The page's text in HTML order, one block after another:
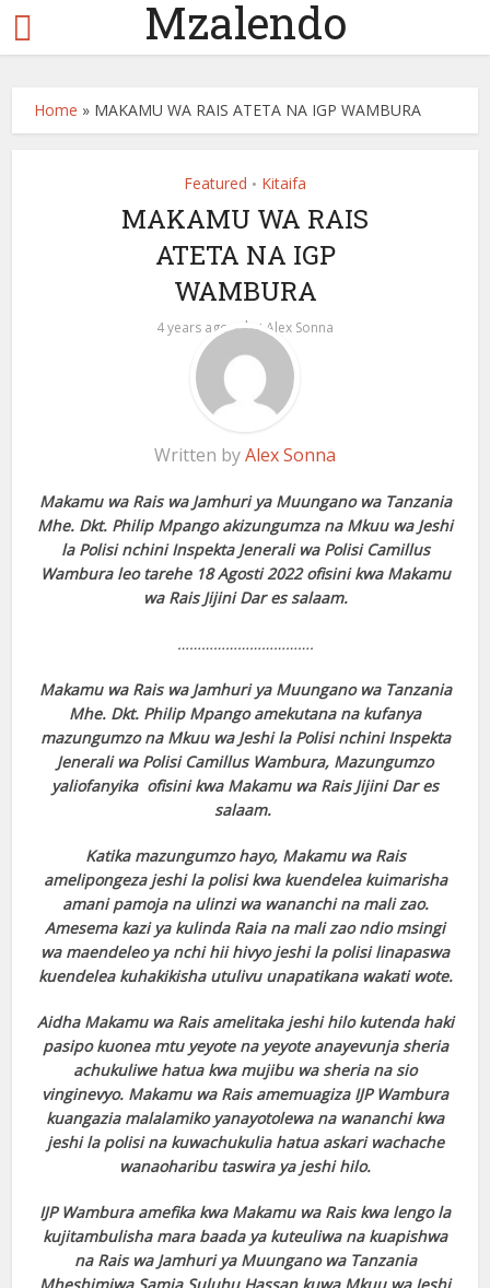
Mzalendo
Home » MAKAMU WA RAIS ATETA NA IGP WAMBURA
Featured • Kitaifa
MAKAMU WA RAIS
ATETA NA IGP
WAMBURA
4 years ago by Alex Sonna
Written byAlex Sonna
Makamu wa Rais wa Jamhuri ya Muungano wa Tanzania
Mhe. Dkt. Philip Mpango akizungumza na Mkuu wa Jeshi
la Polisi nchini Inspekta Jenerali wa Polisi Camillus
Wambura leo tarehe 18 Agosti 2022 ofisini kwa Makamu
wa Rais Jijini Dar es salaam.
…………………………….
Makamu wa Rais wa Jamhuri ya Muungano wa Tanzania
Mhe. Dkt. Philip Mpango amekutana na kufanya
mazungumzo na Mkuu wa Jeshi la Polisi nchini Inspekta
Jenerali wa Polisi Camillus Wambura, Mazungumzo
yaliofanyika ofisini kwa Makamu wa Rais Jijini Dar es
salaam.
Katika mazungumzo hayo, Makamu wa Rais
amelipongeza jeshi la polisi kwa kuendelea kuimarisha
amani pamoja na ulinzi wa wananchi na mali zao.
Amesema kazi ya kulinda Raia na mali zao ndio msingi
wa maendeleo ya nchi hii hivyo jeshi la polisi linapaswa
kuendelea kuhakikisha utulivu unapatikana wakati wote.
Aidha Makamu wa Rais amelitaka jeshi hilo kutenda haki
pasipo kuonea mtu yeyote na yeyote anayevunja sheria
achukuliwe hatua kwa mujibu wa sheria na sio
vinginevyo. Makamu wa Rais amemuagiza IJP Wambura
kuangazia malalamiko yanayotolewa na wananchi kwa
jeshi la polisi na kuwachukulia hatua askari wachache
wanaoharibu taswira ya jeshi hilo.
IJP Wambura amefika kwa Makamu wa Rais kwa lengo la
kujitambulisha mara baada ya kuteuliwa na kuapishwa
na Rais wa Jamhuri ya Muungano wa Tanzania